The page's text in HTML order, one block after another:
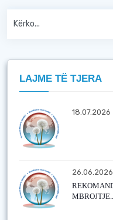
LAJME TË TJERA
18.07.2026
26.06.2026
MBROJTJE...